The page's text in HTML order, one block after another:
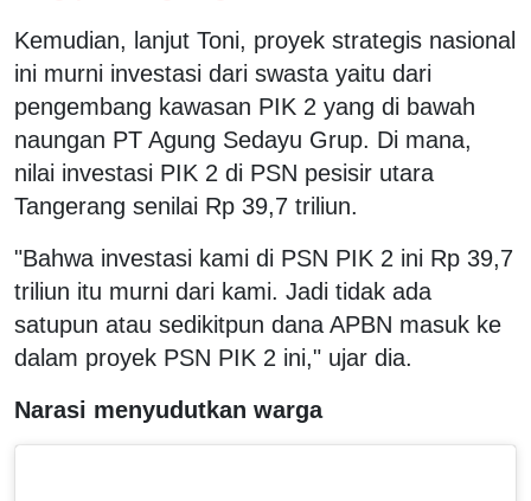
Kemudian, lanjut Toni, proyek strategis nasional
ini murni investasi dari swasta yaitu dari
pengembang kawasan PIK 2 yang di bawah
naungan PT Agung Sedayu Grup. Di mana,
nilai investasi PIK 2 di PSN pesisir utara
Tangerang senilai Rp 39,7 triliun.
"Bahwa investasi kami di PSN PIK 2 ini Rp 39,7
triliun itu murni dari kami. Jadi tidak ada
satupun atau sedikitpun dana APBN masuk ke
dalam proyek PSN PIK 2 ini," ujar dia.
Narasi menyudutkan warga